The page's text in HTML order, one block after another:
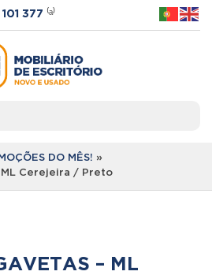
101 377 ⁽ᵃ⁾
DO MÊS! »
ML Cerejeira / Preto
– ML